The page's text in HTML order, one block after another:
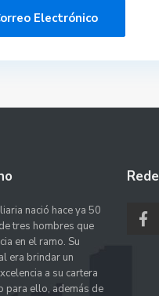
nació hace ya 50
tres hombres que
en el ramo. Su
era brindar un
a su cartera
para ello, además de